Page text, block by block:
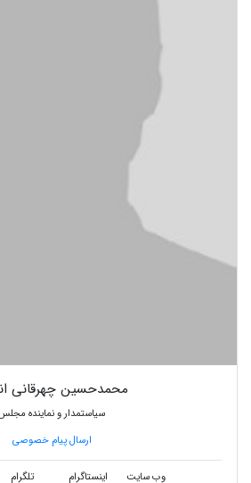
محمدحسین چهرقانی
سیاستمدار و نماینده
ارسال پیام خصوصی
وب سایت اینستاگرام تلگرام